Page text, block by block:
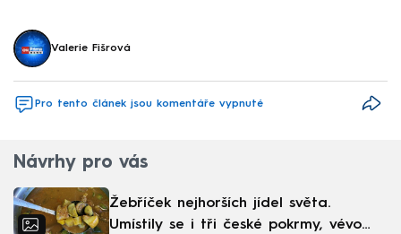
Valerie Fišrová
Pro tento článek jsou komentáře vypnuté
Návrhy pro vás
Žebříček nejhorších jídel světa.
Umístily se i tři české pokrmy, vévodí